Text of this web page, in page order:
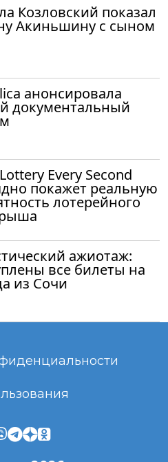
Козловский показал
Акиньшину с сыном
анонсировала
документальный
Every Second
покажет реальную
лотерейного
ажиотаж:
все билеты на
из Сочи